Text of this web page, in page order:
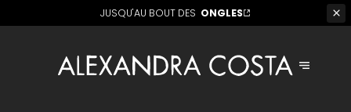
JUSQU'AU BOUT DES ONGLES